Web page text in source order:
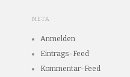
META
Anmelden
Eintrags-Feed
Kommentar-Feed